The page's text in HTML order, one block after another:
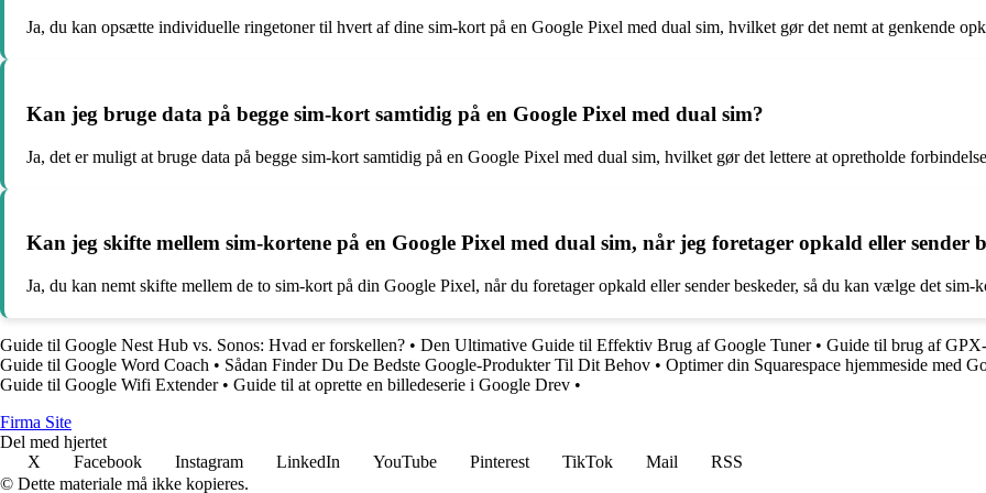
Ja, du kan opsætte individuelle ringetoner til hvert af dine sim-kort på en Google Pixel med dual sim, hvilket gør det nemt at genkende
Kan jeg bruge data på begge sim-kort samtidig på en Google Pixel med dual sim?
Ja, det er muligt at bruge data på begge sim-kort samtidig på en Google Pixel med dual sim, hvilket gør det lettere at opretholde
Kan jeg skifte mellem sim-kortene på en Google Pixel med dual sim, når jeg foretager opkald eller sender
Ja, du kan nemt skifte mellem de to sim-kort på din Google Pixel, når du foretager opkald eller sender beskeder, så du kan vælge det sim-
Guide til Google Nest Hub vs. Sonos: Hvad er forskellen? • Den Ultimative Guide til Effektiv Brug af Google Tuner• Guide til brug af
Guide til Google Word Coach • Sådan Finder Du De Bedste Google-Produkter Til Dit Behov • Optimer din Squarespace hjemmeside med
Guide til Google Wifi Extender• Guide til at oprette en billedeserie i Google Drev •
Firma Site
Del med hjertet
X
Facebook Instagram LinkedIn YouTube Pinterest TikTok Mail
RSS
© Dette materiale må ikke kopieres.